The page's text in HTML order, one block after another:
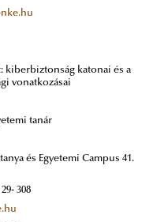
nke.hu
kiberbiztonság katonai és a
vonatkozásai
tanár
és Egyetemi Campus 41.
308